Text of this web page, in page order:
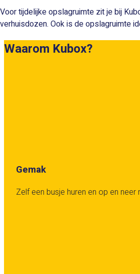
Voor tijdelijke opslagruimte zit je bij
verhuisdozen. Ook is de opslagruimte
Waarom Kubox?
Gemak
Zelf een busje huren en op en